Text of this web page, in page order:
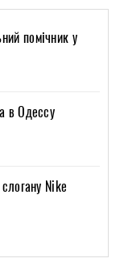
помічник у
в Одессу
Nike